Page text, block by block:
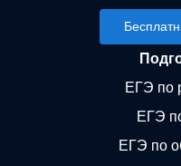
ЕГЭ по
ЕГЭ
ЕГЭ по